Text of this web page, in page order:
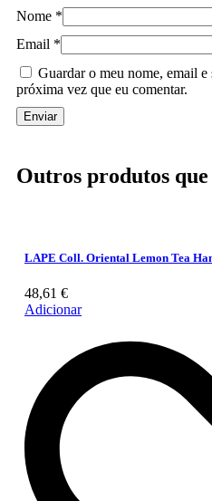
Nome *
Email *
Guardar o meu nome, email e
próxima vez que eu comentar.
Outros produtos
LAPE Coll. Oriental Lemon Tea
48,61 €
Adicionar